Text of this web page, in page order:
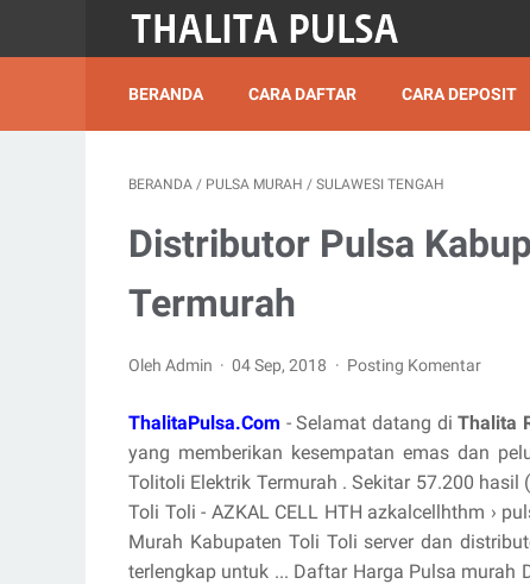
BERANDA CARA DAFTAR CARA DEPOSIT
BERANDA / PULSA MURAH / SULAWESI TENGAH
Distributor Pulsa
Termurah
Oleh Admin 04 Sep, 2018 Posting Komentar
ThalitaPulsa.Com - Selamat datang diThalita
yang memberikan kesempatan emas dan
Tolitoli Elektrik Termurah . Sekitar 57.200
Toli Toli - AZKAL CELL HTH azkalcellhthm ›
Murah Kabupaten Toli Toli server dan
terlengkap untuk ... Daftar Harga Pulsa murah